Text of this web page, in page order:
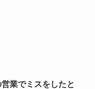
業でミスをしたと